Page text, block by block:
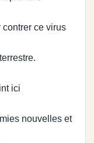
contrer ce virus
ici
nouvelles et